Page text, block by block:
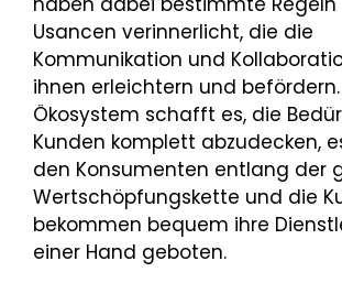
Usancen verinnerlicht, die die
Kommunikation und
ihnen erleichtern und befördern.
Ökosystem schafft es, die
Kunden komplett abzudecken,
den Konsumenten entlang der
Wertschöpfungskette und die
bekommen bequem ihre
einer Hand geboten.